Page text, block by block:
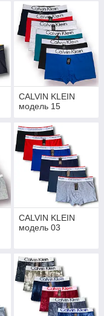
CALVIN KLEIN
модель 15
CALVIN KLEIN
модель 03